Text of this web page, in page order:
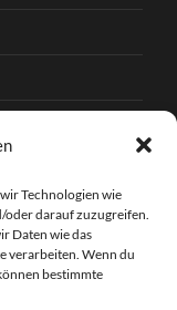
Technologien wie
oder darauf zuzugreifen.
Daten wie das
verarbeiten. Wenn du
bestimmte